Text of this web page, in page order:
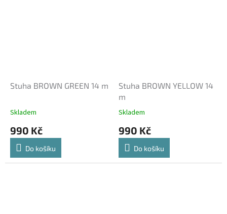
Stuha BROWN GREEN 14 m
Skladem
990 Kč
Do košíku
Stuha BROWN YELLOW 14
m
Skladem
990 Kč
Do košíku